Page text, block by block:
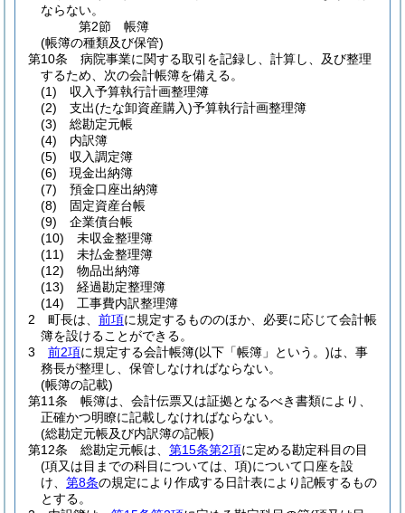
ならない。
第2節
帳簿
(帳簿の種類及び保管)
第10条
病院事業に関する取引を記録し、計算し、及び整理
するため、次の会計帳簿を備える。
(1)
収入予算執行計画整理簿
(2)
支出(たな卸資産購入)予算執行計画整理簿
(3)
総勘定元帳
(4)
内訳簿
(5)
収入調定簿
(6)
現金出納簿
(7)
預金口座出納簿
(8)
固定資産台帳
(9)
企業債台帳
(10)
未収金整理簿
(11)
未払金整理簿
(12)
物品出納簿
(13)
経過勘定整理簿
(14)
工事費内訳整理簿
2
町長は、 前項に規定するもののほか、必要に応じて会計帳
簿を設けることができる。
3
前2項に規定する会計帳簿(以下「帳簿」という。)は、事
務長が整理し、保管しなければならない。
(帳簿の記載)
第11条
帳簿は、会計伝票又は証拠となるべき書類により、
正確かつ明瞭に記載しなければならない。
(総勘定元帳及び内訳簿の記帳)
第12条
総勘定元帳は、 第15条第2項に定める勘定科目の目
(項又は目までの科目については、項)について口座を設
け、 第8条の規定により作成する日計表により記帳するもの
とする。